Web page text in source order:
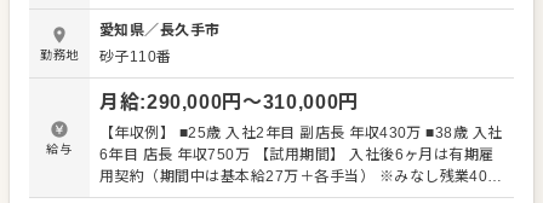
（候補）として大きく飛躍されることを期待しています。
また、全体のオペレーション改善や構築もお任せしますの
で、あなたならではのアイデアを積極的に発信してくださ
い。 【具体的には…】 ・ホール、キッチンの全体管理 ・
予約管理、電話対応 ・接客、サービス全般 ・スタッフへの
指示出し、動きの確認 ・売上管理、発注業務、在庫管理 ・
スタッフの育成やマネジメント、シフト管理 など 入社後
はスキルに合わせた業務からお任せしますので、徐々に業
勤務地
愛知県／長久手市
砂子110番
給与
月給:290,000円〜310,000円
【年収例】 ■25歳 入社2年目 副店長 年収430万 ■38歳 入社
6年目 店長 年収750万 【試用期間】 入社後6ヶ月は有期雇
用契約（期間中は基本給27万＋各手当） ※みなし残業40時
間・深夜80時間￥71,890を含む。超過分は追加支給。 ※緊